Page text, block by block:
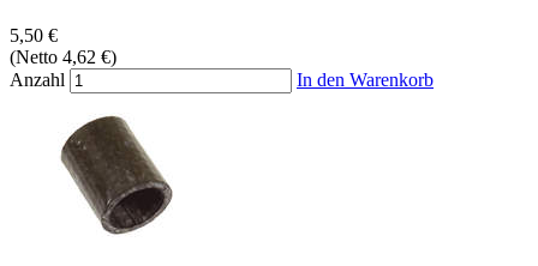
5,50 €
(Netto 4,62 €)
Anzahl
In den Warenkorb